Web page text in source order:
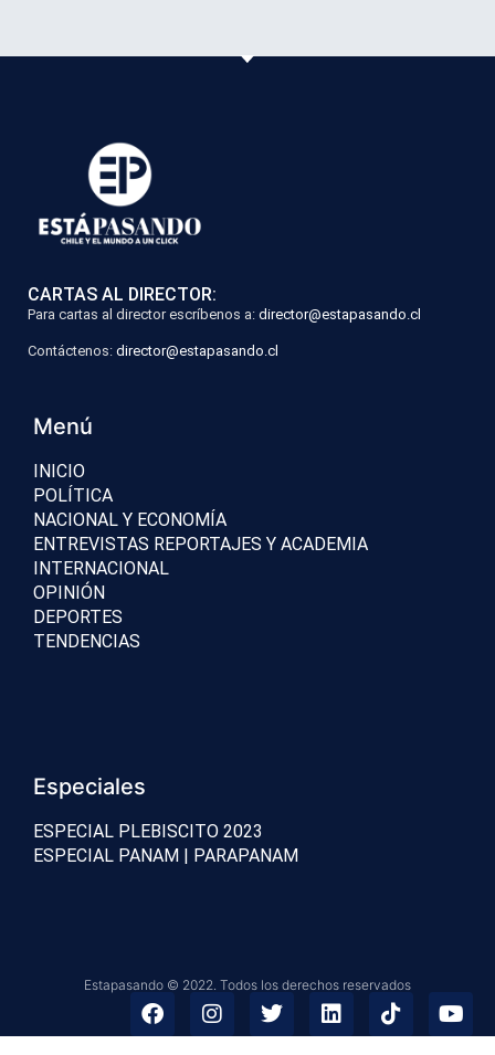
CARTAS AL DIRECTOR:
Para cartas al director escríbenos a: director@estapasando.cl
Contáctenos: director@estapasando.cl
Menú
INICIO
POLÍTICA
NACIONAL Y ECONOMÍA
ENTREVISTAS REPORTAJES Y ACADEMIA
INTERNACIONAL
OPINIÓN
DEPORTES
TENDENCIAS
Especiales
ESPECIAL PLEBISCITO 2023
ESPECIAL PANAM | PARAPANAM
Estapasando © 2022. Todos los derechos reservados